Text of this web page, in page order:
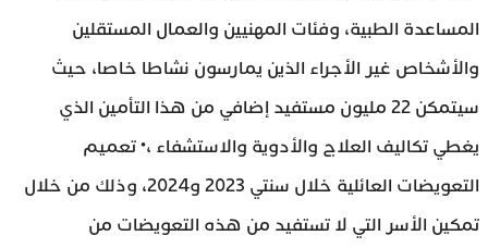
المساعدة الطبية، وفئات المهنيين والعمال المستقلين
والأشخاص غير الأجراء الذين يمارسون نشاطا خاصا، حيث
سيتمكن 22 مليون مستفيد إضافي من هذا التأمين الذي
يغطي تكاليف العلاج والأدوية والاستشفاء ،• تعميم
التعويضات العائلية خلال سنتي 2023 و2024، وذلك من خلال
تمكين الأسر التي لا تستفيد من هذه التعويضات من